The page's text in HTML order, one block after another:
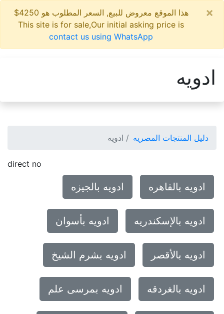
هذا الموقع معروض للبيع, السعر المطلوب هو 4250$
This site is for sale,Our initial asking price is
contact us using WhatsApp
ادويه
دليل المنتجات المصريه ادويه
direct no
ادويه بالقاهره ادويه بالجيزه
ادويه بالإسكندريه ادويه بأسوان
ادويه بالأقصر ادويه بشرم الشيخ
ادويه بالغردقه ادويه بمرسى علم